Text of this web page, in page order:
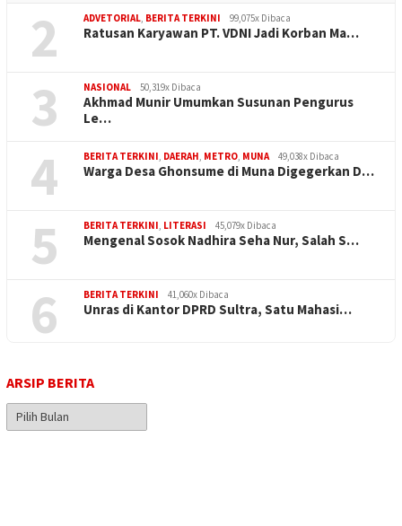
2 ADVETORIAL, BERITA TERKINI 99,075x Dibaca
Ratusan Karyawan PT. VDNI Jadi Korban Ma…
3 NASIONAL 50,319x Dibaca
Akhmad Munir Umumkan Susunan Pengurus
Le…
4 BERITA TERKINI, DAERAH, METRO, MUNA 49,038x Dibaca
Warga Desa Ghonsume di Muna Digegerkan D…
5 BERITA TERKINI, LITERASI 45,079x Dibaca
Mengenal Sosok Nadhira Seha Nur, Salah S…
6 BERITA TERKINI 41,060x Dibaca
Unras di Kantor DPRD Sultra, Satu Mahasi…
ARSIP BERITA
Arsip
Berita